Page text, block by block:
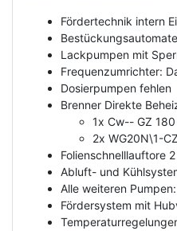
Fördertechnik intern
Lackpumpen mit
Frequenzumrichter:
Dosierpumpen fehlen
Brenner Direkte
1x Cw-- GZ
2x WG20N\1-
Folienschnelllauftore
Abluft- und
Alle weiteren
Fördersystem mit